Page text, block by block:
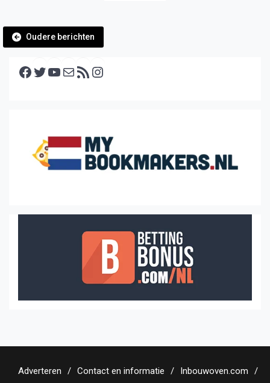
Berichtennavigatie
Oudere berichten
Facebook Twitter YouTube E-mail RSS feed
Adverteren Contact en informatie Inbouwoven.com